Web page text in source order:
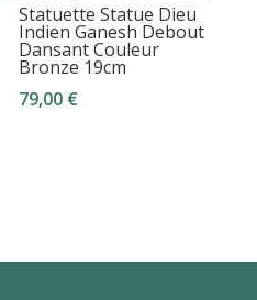
Statuette Statue Dieu
Indien Ganesh Debout
Dansant Couleur
Bronze 19cm
79,00 €